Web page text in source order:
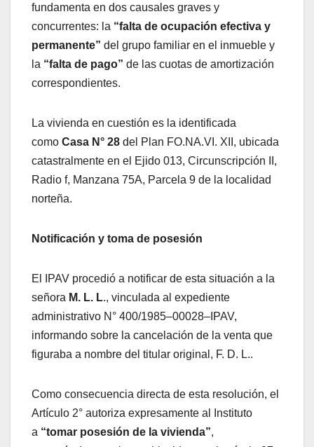
fundamenta en dos causales graves y
concurrentes: la “falta de ocupación efectiva y
permanente” del grupo familiar en el inmueble y
la “falta de pago” de las cuotas de amortización
correspondientes.
La vivienda en cuestión es la identificada
como Casa N° 28 del Plan FO.NA.VI. XII, ubicada
catastralmente en el Ejido 013, Circunscripción II,
Radio f, Manzana 75A, Parcela 9 de la localidad
norteña.
Notificación y toma de posesión
El IPAV procedió a notificar de esta situación a la
señora M. L. L., vinculada al expediente
administrativo N° 400/1985–00028–IPAV,
informando sobre la cancelación de la venta que
figuraba a nombre del titular original, F. D. L..
Como consecuencia directa de esta resolución, el
Artículo 2° autoriza expresamente al Instituto
a “tomar posesión de la vivienda”,